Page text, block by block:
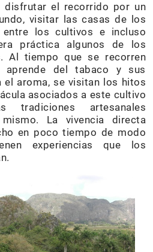
disfrutar el recorrido por un
visitar las casas de los
entre los cultivos e incluso
práctica algunos de los
Al tiempo que se recorren
aprende del tabaco y sus
el aroma, se visitan los hitos
asociados a este cultivo
artesanales
La vivencia directa
en poco tiempo de modo
experiencias que los